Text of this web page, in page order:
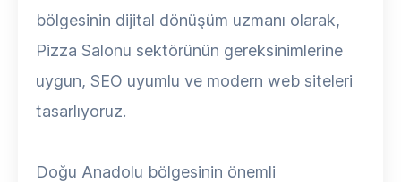
bölgesinin dijital dönüşüm uzmanı olarak,
Pizza Salonu sektörünün gereksinimlerine
uygun, SEO uyumlu ve modern web siteleri
tasarlıyoruz.
Doğu Anadolu bölgesinin önemli